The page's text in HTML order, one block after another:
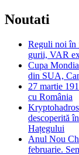
Noutati
Reguli noi în
gurii, VAR
Cupa
din SUA,
27 martie
cu România
descoperită
Hațegului
Anul Nou
februarie.